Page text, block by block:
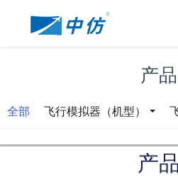
产品
全部 飞行模拟器（机型）
产品